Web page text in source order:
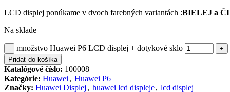
LCD displej ponúkame v dvoch farebných variantách :BIELEJ a
Na sklade
množstvo Huawei P6 LCD displej + dotykové sklo
Pridať do košíka
Katalógové číslo: 100008
Kategórie: Huawei , Huawei P6
Značky: Huawei Displej , huawei lcd displeje, lcd displej